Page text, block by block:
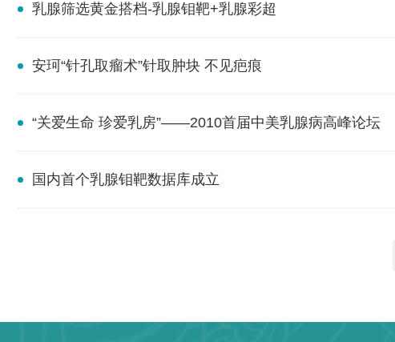
乳腺筛选黄金搭档-乳腺钼靶+乳腺彩超
安珂“针孔取瘤术”针取肿块 不见疤痕
“关爱生命 珍爱乳房”——2010首届中美乳腺病高峰论坛
国内首个乳腺钼靶数据库成立